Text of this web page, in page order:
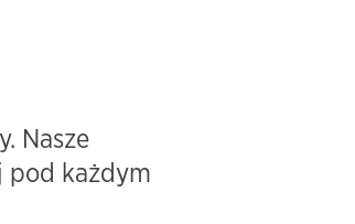
Nasze
pod każdym